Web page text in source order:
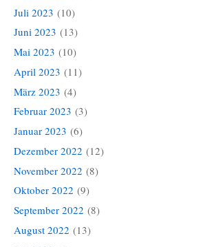
Juli 2023 (10)
Juni 2023 (13)
Mai 2023 (10)
April 2023 (11)
März 2023 (4)
Februar 2023 (3)
Januar 2023 (6)
Dezember 2022 (12)
November 2022 (8)
Oktober 2022 (9)
September 2022 (8)
August 2022 (13)